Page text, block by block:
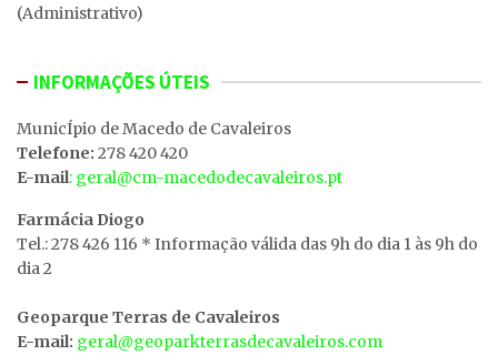
(Administrativo)
INFORMAÇÕES ÚTEIS
MunicÍpio de Macedo de Cavaleiros
Telefone: 278 420 420
E-mail: geral@cm-macedodecavaleiros.pt
Farmácia Diogo
Tel.: 278 426 116 * Informação válida das 9h do dia 1 às 9h do
dia 2
Geoparque Terras de Cavaleiros
E-mail: geral@geoparkterrasdecavaleiros.com